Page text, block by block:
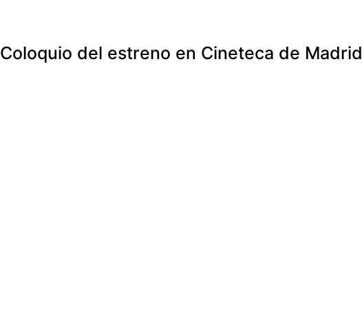
Coloquio del estreno en Cineteca de Madrid